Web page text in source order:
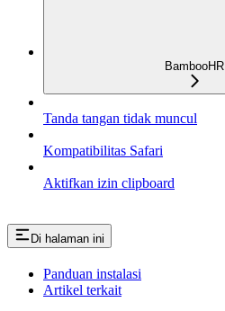
BambooHR
Tanda tangan tidak muncul
Kompatibilitas Safari
Aktifkan izin clipboard
Di halaman ini
Panduan instalasi
Artikel terkait